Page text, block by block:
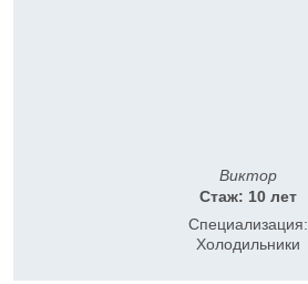
Виктор
Стаж: 10 лет
Специализация:
Холодильники